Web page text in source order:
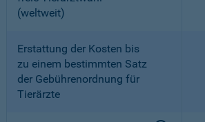
(weltweit)
Erstattung der Kosten bis
zu einem bestimmten Satz
der Gebührenordnung für
Tierärzte